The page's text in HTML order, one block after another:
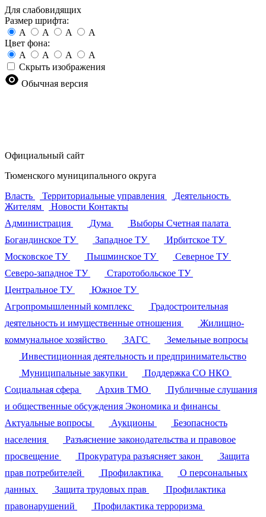
Для слабовидящих
Размер шрифта:
A
A A
A
Цвет фона:
A
A A
A
Скрыть изображения
Обычная версия
Официальный сайт
Тюменского муниципального округа
Власть
Территориальные управления
Деятельность
Жителям
Новости Контакты
Администрация
Дума Выборы Счетная палата
Богандинское ТУ
Западное ТУ
Ирбитское ТУ
Московское ТУ
Пышминское ТУ
Северное ТУ
Северо-западное ТУ
Старотобольское ТУ
Центральное ТУ
Южное ТУ
Агропромышленный комплекс
Градостроительная
деятельность и имущественные отношения
Жилищно-
коммунальное хозяйство
ЗАГС
Земельные вопросы
Инвестиционная деятельность и предпринимательство
Муниципальные закупки
Поддержка СО НКО
Социальная сфера
Архив ТМО
Публичные слушания
и общественные обсуждения Экономика и финансы
Актуальные вопросы
Аукционы
Безопасность
населения
Разъяснение законодательства и правовое
просвещение
Прокуратура разъясняет закон
Защита
прав потребителей
Профилактика
О персональных
данных
Защита трудовых прав
Профилактика
правонарушений
Профилактика терроризма